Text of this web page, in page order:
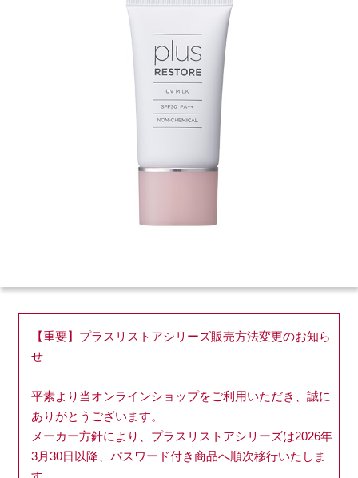
【重要】プラスリストアシリーズ販売方法変更のお知ら
せ
平素より当オンラインショップをご利用いただき、誠に
ありがとうございます。
メーカー方針により、プラスリストアシリーズは2026年
3月30日以降、パスワード付き商品へ順次移行いたしま